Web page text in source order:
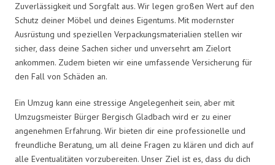
Zuverlässigkeit und Sorgfalt aus. Wir legen großen Wert auf den
Schutz deiner Möbel und deines Eigentums. Mit modernster
Ausrüstung und speziellen Verpackungsmaterialien stellen wir
sicher, dass deine Sachen sicher und unversehrt am Zielort
ankommen. Zudem bieten wir eine umfassende Versicherung für
den Fall von Schäden an.
Ein Umzug kann eine stressige Angelegenheit sein, aber mit
Umzugsmeister Bürger Bergisch Gladbach wird er zu einer
angenehmen Erfahrung. Wir bieten dir eine professionelle und
freundliche Beratung, um all deine Fragen zu klären und dich auf
alle Eventualitäten vorzubereiten. Unser Ziel ist es, dass du dich